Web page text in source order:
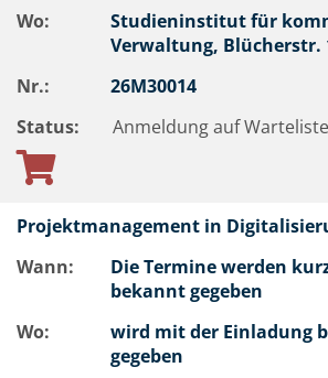
Wo:
Studieninstitut für
Verwaltung, Blücherstr.
Nr.:
26M30014
Status:
Anmeldung auf Warteliste
Projektmanagement in
Wann:
Die Termine werden
bekannt gegeben
Wo:
wird mit der Einladung
gegeben